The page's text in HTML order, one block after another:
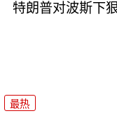
特朗普对波斯下
最热